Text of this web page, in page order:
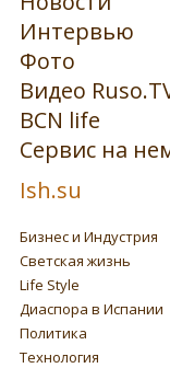
Интервью
Фото
Видео
BCN life
Сервис на
Ish.su
Бизнес и Индустрия
Светская жизнь
Life Style
Диаспора в Испании
Политика
Технология